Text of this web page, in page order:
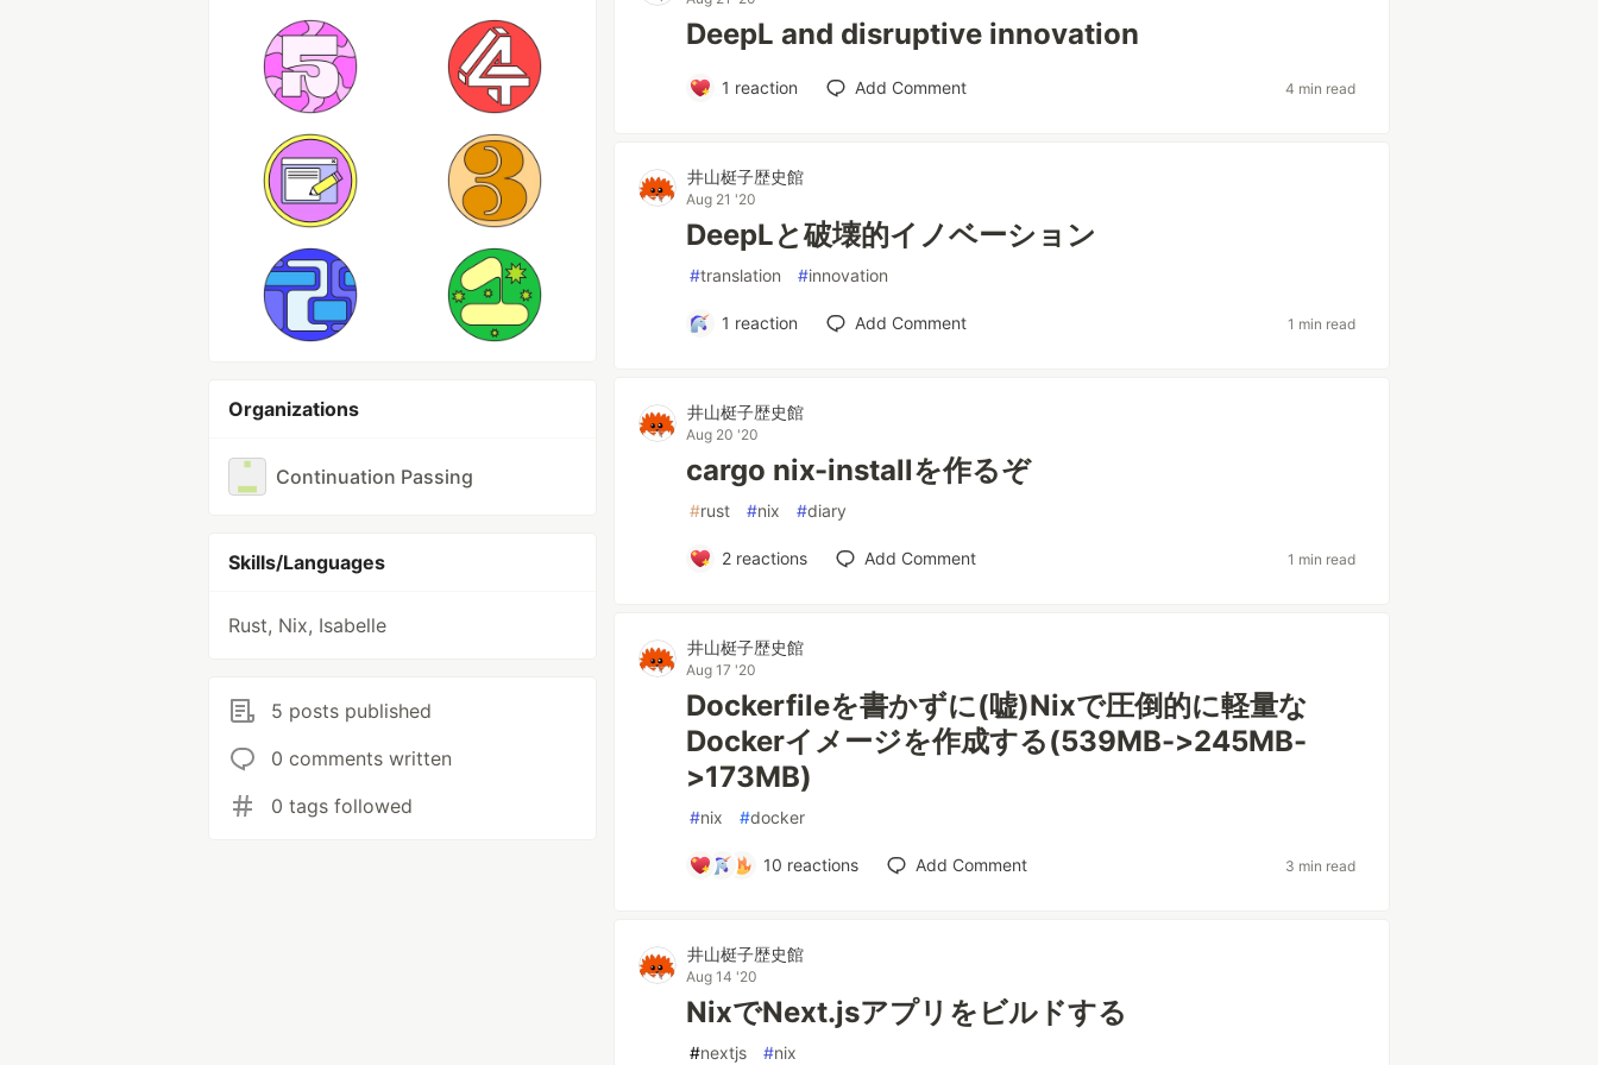
Organizations
Continuation Passing
Skills/Languages
Rust, Nix, Isabelle
5 posts published
0 comments written
0 tags followed
DeepL and disruptive innovation
1 reaction Add Comment 4 min read
井山梃子歴史館
Aug 21 '20
DeepLと破壊的イノベーション
#translation #innovation
1 reaction Add Comment 1 min read
井山梃子歴史館
Aug 20 '20
cargo nix-installを作るぞ
#rust #nix #diary
2reactions Add Comment 1 min read
井山梃子歴史館
Aug 17 '20
Dockerfileを書かずに(嘘)Nixで圧倒的に軽量な
Dockerイメージを作成する(539MB->245MB-
>173MB)
#nix #docker
10 reactions Add Comment 3 min read
井山梃子歴史館
Aug 14 '20
NixでNext.jsアプリをビルドする
#nextjs #nix